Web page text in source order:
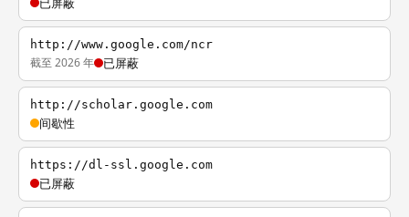
http://www.google.com/ncr
截至 2026 年 已屏蔽
http://scholar.google.com
间歇性
https://dl-ssl.google.com
已屏蔽